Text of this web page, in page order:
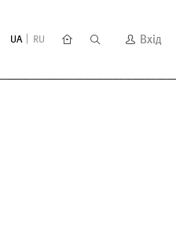
UA RU Вхід